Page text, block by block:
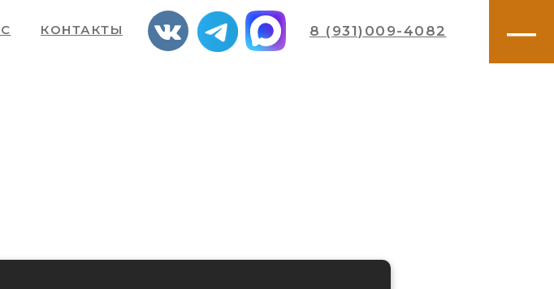
КОНТАКТЫ —
8 (931)009-4082
уточнять актуальные цены у менеджеров компании.